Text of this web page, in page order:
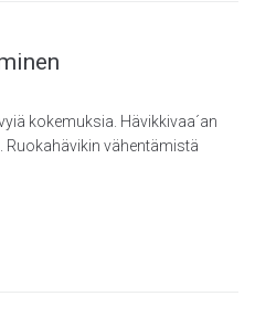
kokemuksia. Hävikkivaa´an
vähentämistä